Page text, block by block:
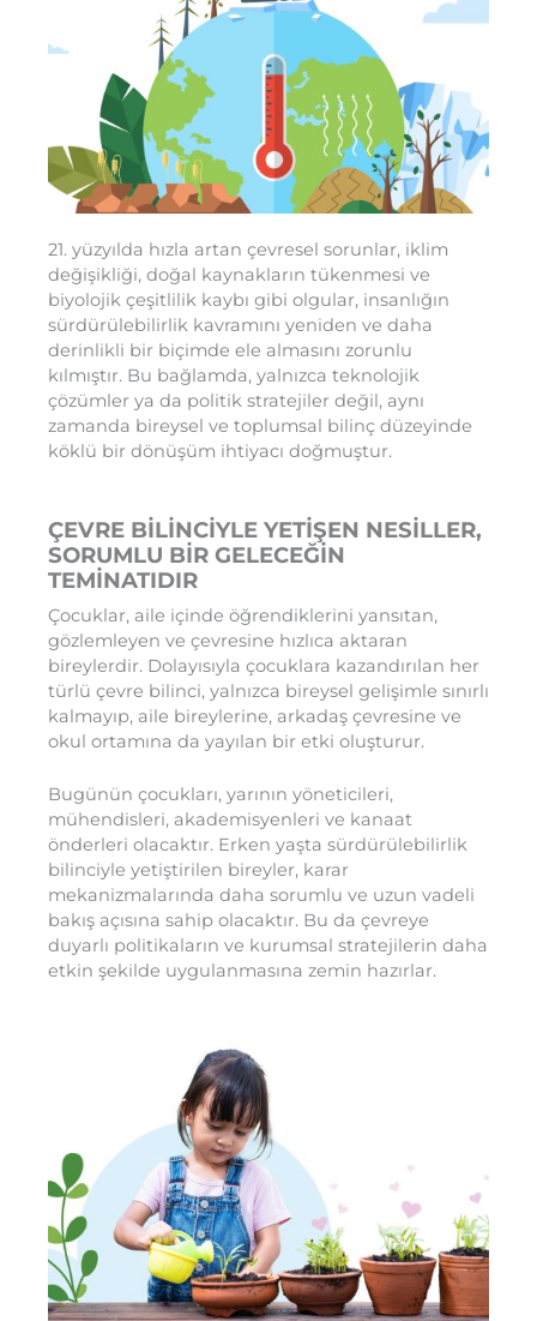
21. yüzyılda hızla artan çevresel sorunlar, iklim
değişikliği, doğal kaynakların tükenmesi ve
biyolojik çeşitlilik kaybı gibi olgular, insanlığın
sürdürülebilirlik kavramını yeniden ve daha
derinlikli bir biçimde ele almasını zorunlu
kılmıştır. Bu bağlamda, yalnızca teknolojik
çözümler ya da politik stratejiler değil, aynı
zamanda bireysel ve toplumsal bilinç düzeyinde
köklü bir dönüşüm ihtiyacı doğmuştur.
ÇEVRE BİLİNCİYLE YETİŞEN NESİLLER,
SORUMLU BİR GELECEĞİN
TEMİNATIDIR
Çocuklar, aile içinde öğrendiklerini yansıtan,
gözlemleyen ve çevresine hızlıca aktaran
bireylerdir. Dolayısıyla çocuklara kazandırılan her
türlü çevre bilinci, yalnızca bireysel gelişimle sınırlı
kalmayıp, aile bireylerine, arkadaş çevresine ve
okul ortamına da yayılan bir etki oluşturur.
Bugünün çocukları, yarının yöneticileri,
mühendisleri, akademisyenleri ve kanaat
önderleri olacaktır. Erken yaşta sürdürülebilirlik
bilinciyle yetiştirilen bireyler, karar
mekanizmalarında daha sorumlu ve uzun vadeli
bakış açısına sahip olacaktır. Bu da çevreye
duyarlı politikaların ve kurumsal stratejilerin daha
etkin şekilde uygulanmasına zemin hazırlar.